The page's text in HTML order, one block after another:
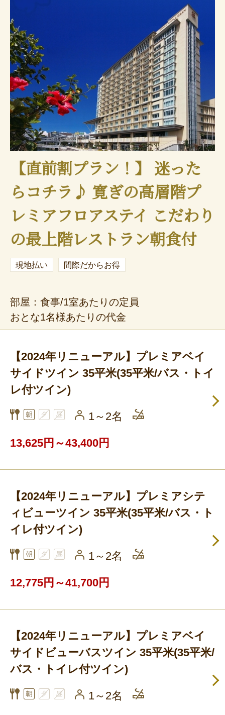
【直前割プラン！】 迷った
らコチラ♪ 寛ぎの高層階プ
レミアフロアステイ こだわり
の最上階レストラン朝食付
現地払い 間際だからお得
部屋：食事/1室あたりの定員
おとな1名様あたりの代金
【2024年リニューアル】プレミアベイ
サイドツイン 35平米(35平米/バス・トイ
レ付ツイン)
1～2名
13,625円～43,400円
【2024年リニューアル】プレミアシテ
ィビューツイン 35平米(35平米/バス・ト
イレ付ツイン)
1～2名
12,775円～41,700円
【2024年リニューアル】プレミアベイ
サイドビューバスツイン 35平米(35平米/
バス・トイレ付ツイン)
1～2名